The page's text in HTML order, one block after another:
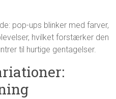
pop-ups blinker med farver,
hvilket forstærker den
til hurtige gentagelser.